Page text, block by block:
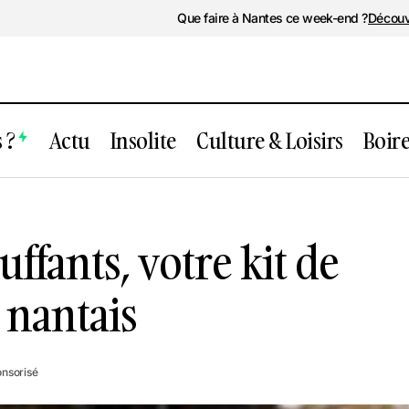
Que faire à Nantes ce week-end ?
Actu Insolite Culture & Loisirs
chauffants, votre kit de survie à
votre kit de